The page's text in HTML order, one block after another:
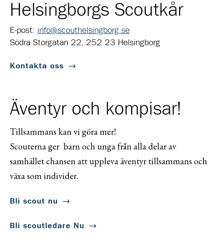
Helsingborgs Scoutkår
E-post: info@scouthelsingborg.se
Södra Storgatan 22, 252 23 Helsingborg
Kontakta oss
Äventyr och kompisar!
Tillsammans kan vi göra mer!
Scouterna ger barn och unga från alla delar av
samhället chansen att uppleva äventyr tillsammans och
växa som individer.
Bli scout nu
Bli scoutledare Nu